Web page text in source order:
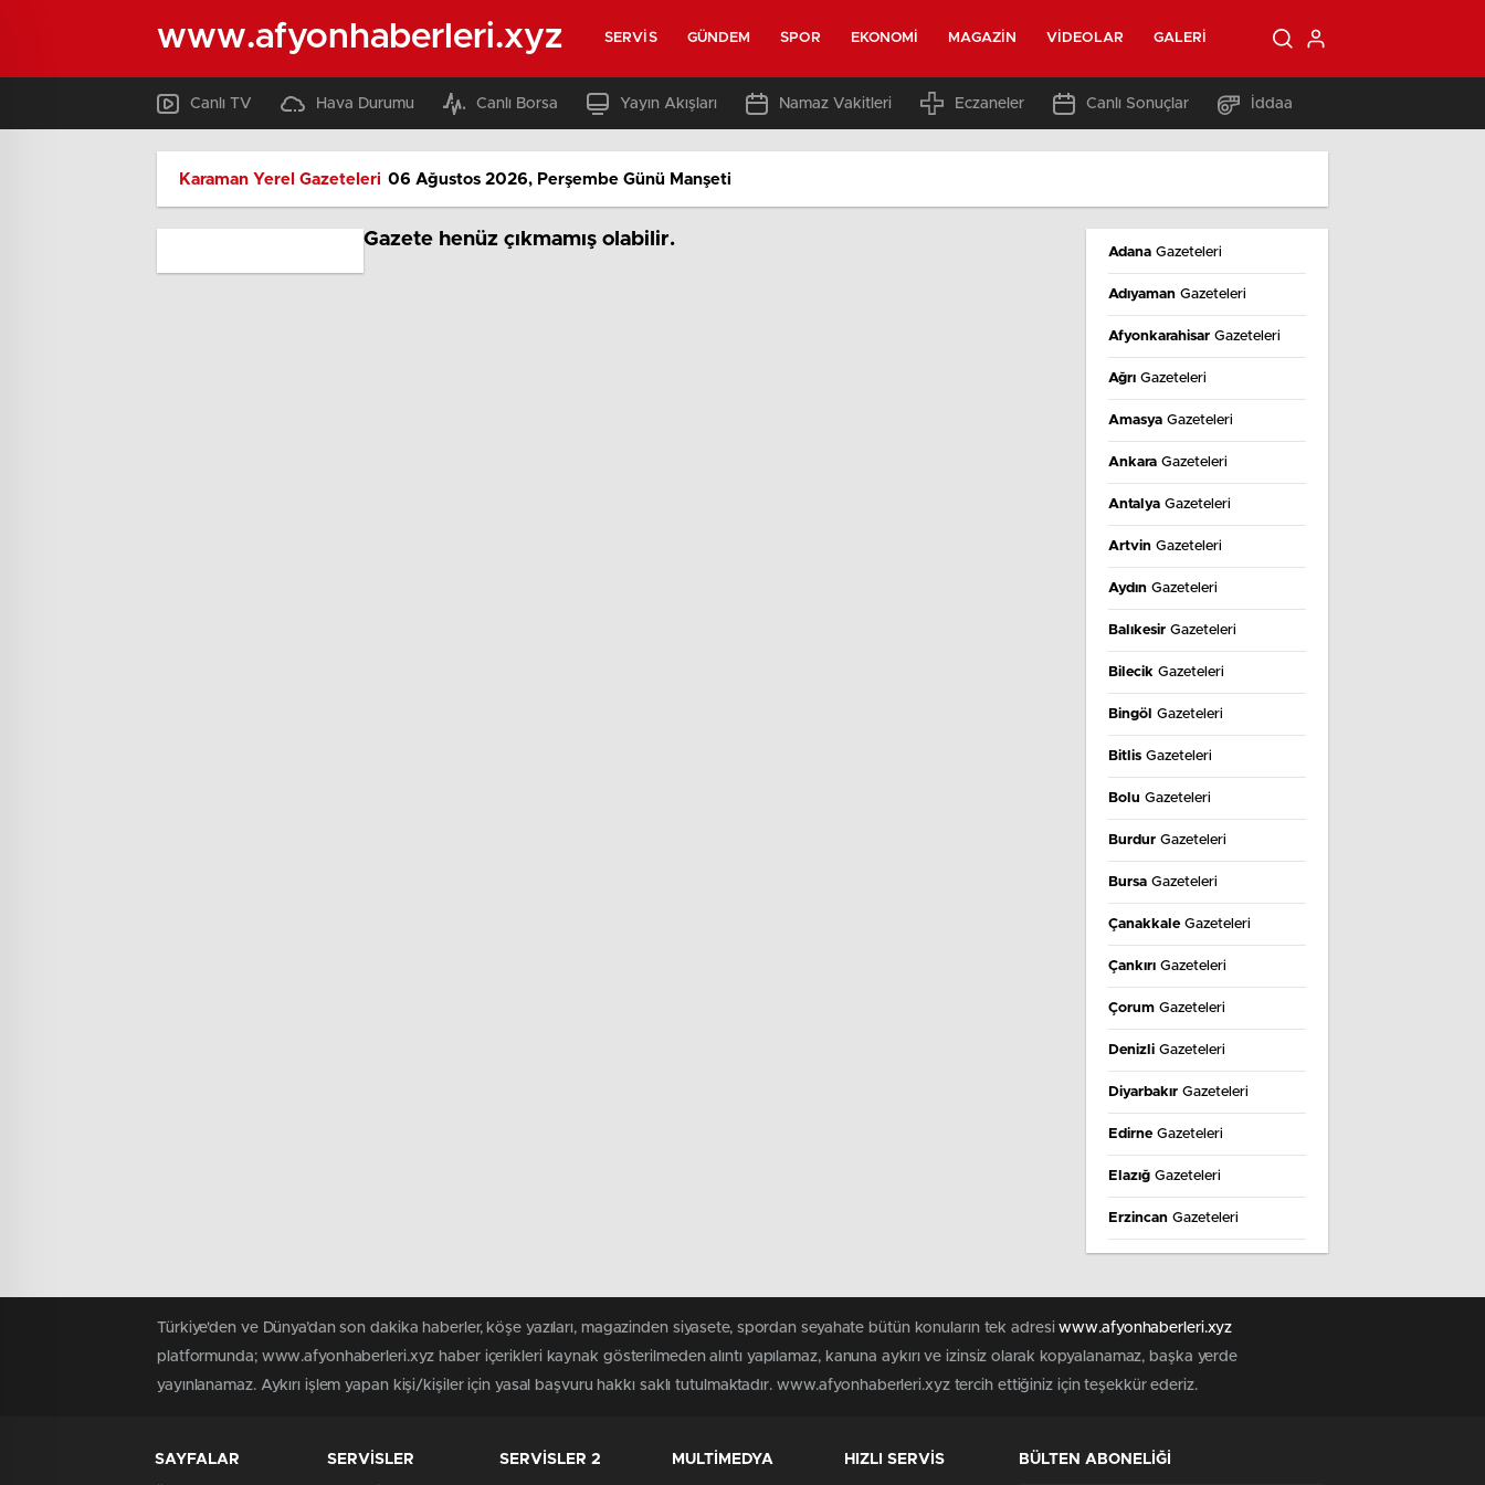
www.afyonhaberleri.xyz SERVIS GÜNDEM SPOR EKONOMI MAGAZIN VIDEOLAR GALERI
Canlı TV Hava Durumu Canlı Borsa Yayın Akışları Namaz Vakitleri Eczaneler Canlı Sonuçlar İddaa
Karaman Yerel Gazeteleri 06 Ağustos 2026, Perşembe Günü Manşeti
Gazete henüz çıkmamış olabilir.
Adana Gazeteleri
Adıyaman Gazeteleri
Afyonkarahisar Gazeteleri
Ağrı Gazeteleri
Amasya Gazeteleri
Ankara Gazeteleri
Antalya Gazeteleri
Artvin Gazeteleri
Aydın Gazeteleri
Balıkesir Gazeteleri
Bilecik Gazeteleri
Bingöl Gazeteleri
Bitlis Gazeteleri
Bolu Gazeteleri
Burdur Gazeteleri
Bursa Gazeteleri
Çanakkale Gazeteleri
Çankırı Gazeteleri
Çorum Gazeteleri
Denizli Gazeteleri
Diyarbakır Gazeteleri
Edirne Gazeteleri
Elazığ Gazeteleri
Erzincan Gazeteleri
EskişehirGazeteleri
GiresunGazeteleri
Türkiye'den ve Dünya’dan son dakika haberler, köşe yazıları, magazinden siyasete, spordan seyahate bütün konuların tek adresiwww.afyonhaberleri.xyz
platformunda; www.afyonhaberleri.xyz haber içerikleri kaynak gösterilmeden alıntı yapılamaz, kanuna aykırı ve izinsiz olarak kopyalanamaz, başka yerde
yayınlanamaz. Aykırı işlem yapan kişi/kişiler için yasal başvuru hakkı saklı tutulmaktadır. www.afyonhaberleri.xyz tercih ettiğiniz için teşekkür ederiz.
SAYFALAR SERVİSLER SERVİSLER 2 MULTİMEDYA HIZLI SERVİS BÜLTEN ABONELİĞİ